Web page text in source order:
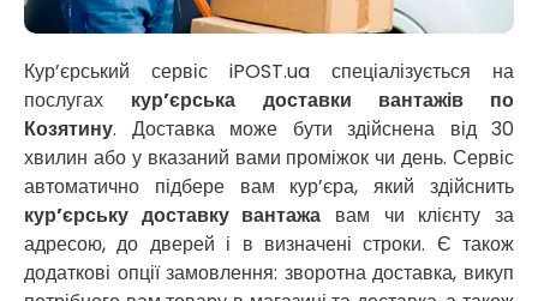
Кур’єрський сервіс iPOST.ua спеціалізується на
послугах кур’єрська доставки вантажів по
Козятину. Доставка може бути здійснена від 30
хвилин або у вказаний вами проміжок чи день. Сервіс
автоматично підбере вам кур’єра, який здійснить
кур’єрську доставку вантажа вам чи клієнту за
адресою, до дверей і в визначені строки. Є також
додаткові опції замовлення: зворотна доставка, викуп
Новоолександрівка
Новомосковськ
Новосілки
Нововолинськ
Обухів
Обухівка
Одеса
Острог
Павлоград
Переяслав
Первомайськ